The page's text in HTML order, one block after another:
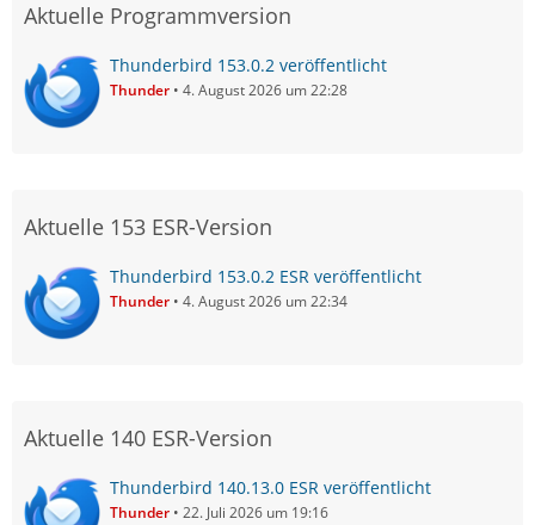
Aktuelle Programmversion
Thunderbird 153.0.2 veröffentlicht
Thunder 4. August 2026 um 22:28
Aktuelle 153 ESR-Version
Thunderbird 153.0.2 ESR veröffentlicht
Thunder 4. August 2026 um 22:34
Aktuelle 140 ESR-Version
Thunderbird 140.13.0 ESR veröffentlicht
Thunder 22. Juli 2026 um 19:16